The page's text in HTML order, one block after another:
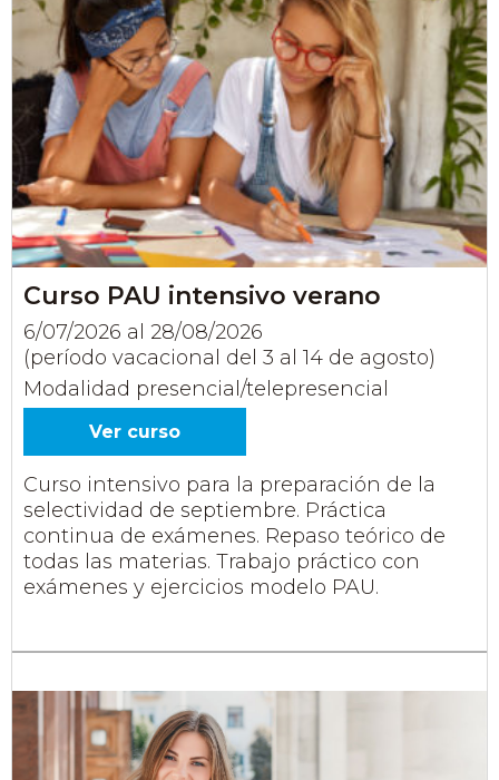
Curso PAU intensivo verano
6/07/2026 al 28/08/2026
(período vacacional del 3 al 14 de agosto)
Modalidad presencial/telepresencial
Ver curso
Curso intensivo para la preparación de la
selectividad de septiembre. Práctica
continua de exámenes. Repaso teórico de
todas las materias. Trabajo práctico con
exámenes y ejercicios modelo PAU.